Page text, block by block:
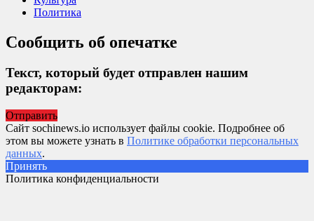
Политика
Сообщить об опечатке
Текст, который будет отправлен нашим
редакторам:
Отправить
Сайт sochinews.io использует файлы cookie. Подробнее об
этом вы можете узнать в Политике обработки персональных
данных.
Принять
Политика конфиденциальности